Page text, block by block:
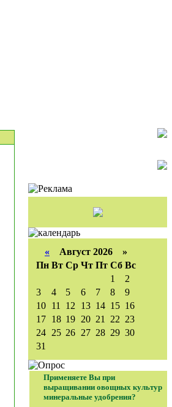
« Август 2026 »
Пн Вт Ср Чт Пт Сб Вс
1
2
3
4 5 6 7 8
9
10 11 12 13 14 15 16
17 18 19 20 21 22 23
24 25 26 27 28 29 30
31
Применяете Вы при
выращивании овощных культур
минеральные удобрения?